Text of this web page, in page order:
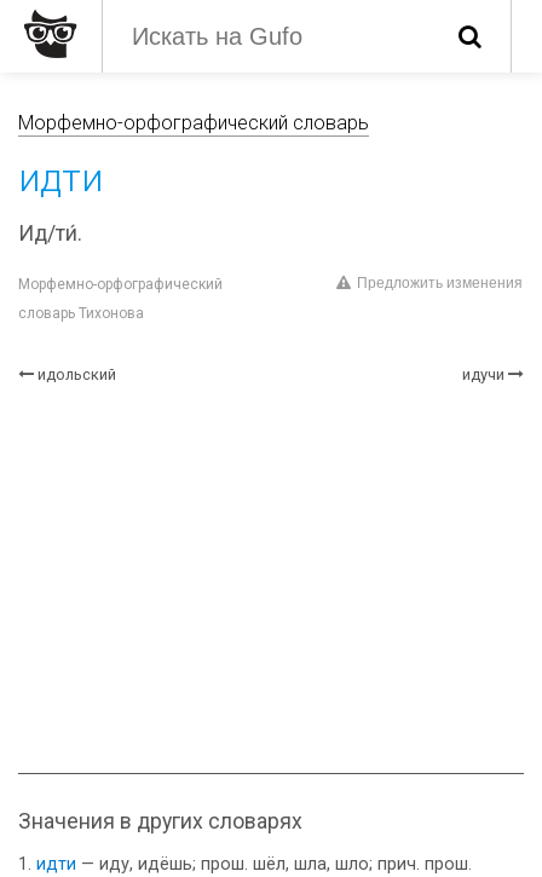
Морфемно-орфографический словарь
идти
Ид/ти́.
Морфемно-орфографический
словарь Тихонова
Предложить изменения
идольский идучи
Значения в других словарях
идти — иду, идёшь; прош. шёл, шла, шло; прич. прош.